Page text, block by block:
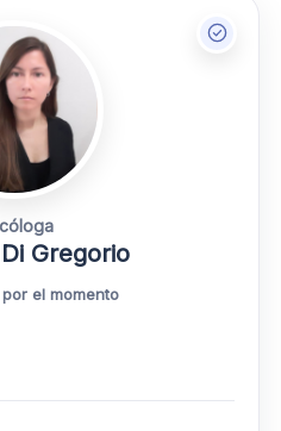
Gregorio
el momento